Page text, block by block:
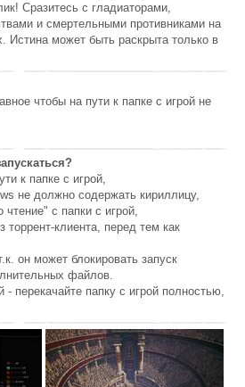
Сразитесь с гладиаторами,
и смертельными противниками на
Истина может быть раскрыта только в
чтобы на пути к папке с игрой не
к папке с игрой,
не должно содержать кириллицу,
чтение" с папки с игрой,
торрент-клиента, перед тем как
он может блокировать запуск
файлов.
перекачайте папку с игрой полностью,